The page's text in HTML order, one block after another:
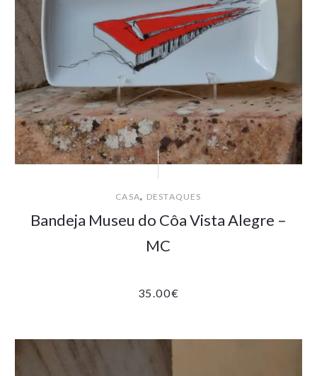
CASA, DESTAQUES
Bandeja Museu do Côa Vista Alegre –
MC
35.00€